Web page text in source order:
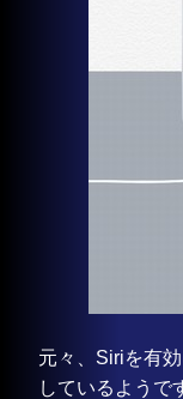
元々、Siriを有
しているようで